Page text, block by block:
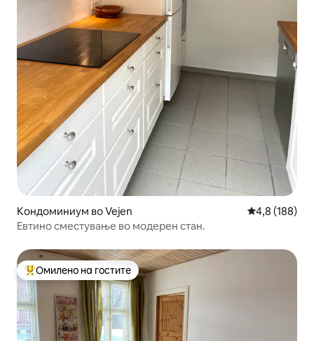
Кондоминиум во Vejen Просечна
4,8 (188)
Евтино сместување во модерен стан.
Меѓу најуспешните „Омилени на гостите“
Омилено на гостите